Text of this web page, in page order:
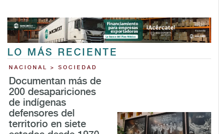
LO MÁS RECIENTE
NACIONAL > SOCIEDAD
Documentan más de
200 desapariciones
de indígenas
defensores del
territorio en siete